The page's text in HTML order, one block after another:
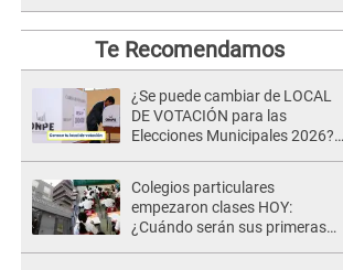
Te Recomendamos
¿Se puede cambiar de LOCAL
DE VOTACIÓN para las
Elecciones Municipales 2026?
Colegios particulares
empezaron clases HOY:
¿Cuándo serán sus primeras